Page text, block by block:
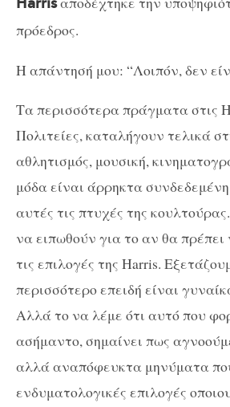
Harris
πρόεδρος.
Η απάντησή μου: “Λοιπόν, δεν
Τα περισσότερα πράγματα στις
Πολιτείες, καταλήγουν τελικά
αθλητισμός, μουσική,
μόδα είναι άρρηκτα
αυτές τις πτυχές της
να ειπωθούν για το αν θα
τις επιλογές της Harris.
περισσότερο επειδή είναι
Αλλά το να λέμε ότι αυτό που
ασήμαντο, σημαίνει πως
αλλά αναπόφευκτα μηνύματα
ενδυματολογικές επιλογές